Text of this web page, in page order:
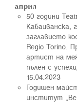
април
50 години
Кабаиванска,
заглавието
Regio Torino.
артист на
пълен с
15.04.2023
Годишен
институт